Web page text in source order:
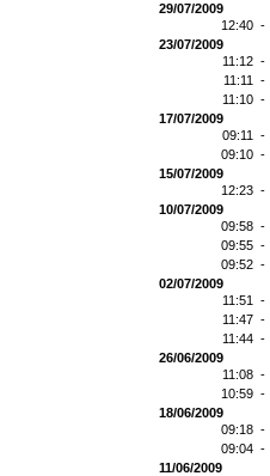
29/07/2009
12:40 -
23/07/2009
11:12 -
11:11 -
11:10 -
17/07/2009
09:11 -
09:10 -
15/07/2009
12:23 -
10/07/2009
09:58 -
09:55 -
09:52 -
02/07/2009
11:51 -
11:47 -
11:44 -
26/06/2009
11:08 -
10:59 -
18/06/2009
09:18 -
09:04 -
11/06/2009